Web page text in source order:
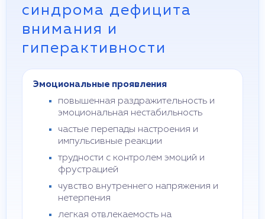
синдрома дефицита
внимания и
гиперактивности
Эмоциональные проявления
повышенная раздражительность и
эмоциональная нестабильность
частые перепады настроения и
импульсивные реакции
трудности с контролем эмоций и
фрустрацией
чувство внутреннего напряжения и
нетерпения
легкая отвлекаемость на